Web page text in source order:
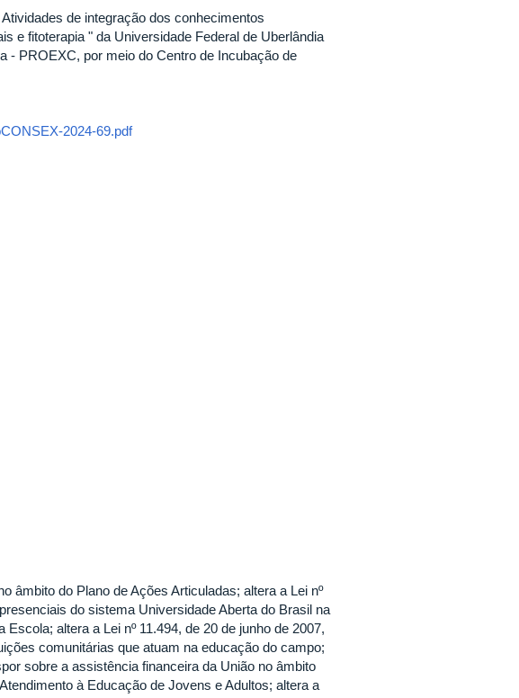
de integração dos conhecimentos
e fitoterapia " da Universidade Federal de Uberlândia
- PROEXC, por meio do Centro de Incubação de
2024-69.pdf
âmbito do Plano de Ações Articuladas; altera a Lei nº
do sistema Universidade Aberta do Brasil na
altera a Lei nº 11.494, de 20 de junho de 2007,
comunitárias que atuam na educação do campo;
sobre a assistência financeira da União no âmbito
à Educação de Jovens e Adultos; altera a